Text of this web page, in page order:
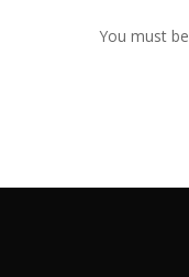
You must be